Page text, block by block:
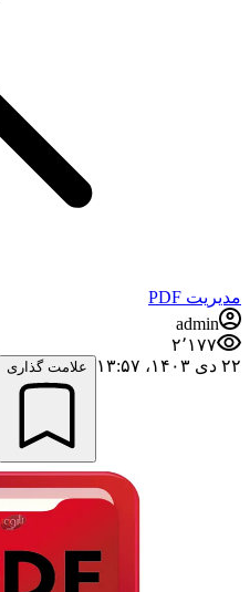
مدیریت PDF
admin
۲٬۱۷۷
۲۲ دی ۱۴۰۳،‏ ۱۳:۵۷
علامت گذاری